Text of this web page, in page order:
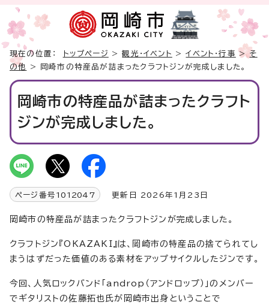
現在の位置： トップページ >観光・イベント >イベント・行事 >そ
の他
> 岡崎市の特産品が詰まったクラフトジンが完成しました。
岡崎市の特産品が詰まったクラフト
ジンが完成しました。
ページ番号 1012047 更新日 2026年1月23日
岡崎市の特産品が詰まったクラフトジンが完成しました。
クラフトジン『OKAZAKI』は、岡崎市の特産品の捨てられてし
まうはずだった価値のある素材をアップサイクルしたジンです。
今回、人気ロックバンド「androp（アンドロップ）」のメンバー
でギタリストの佐藤拓也氏が岡崎市出身ということで